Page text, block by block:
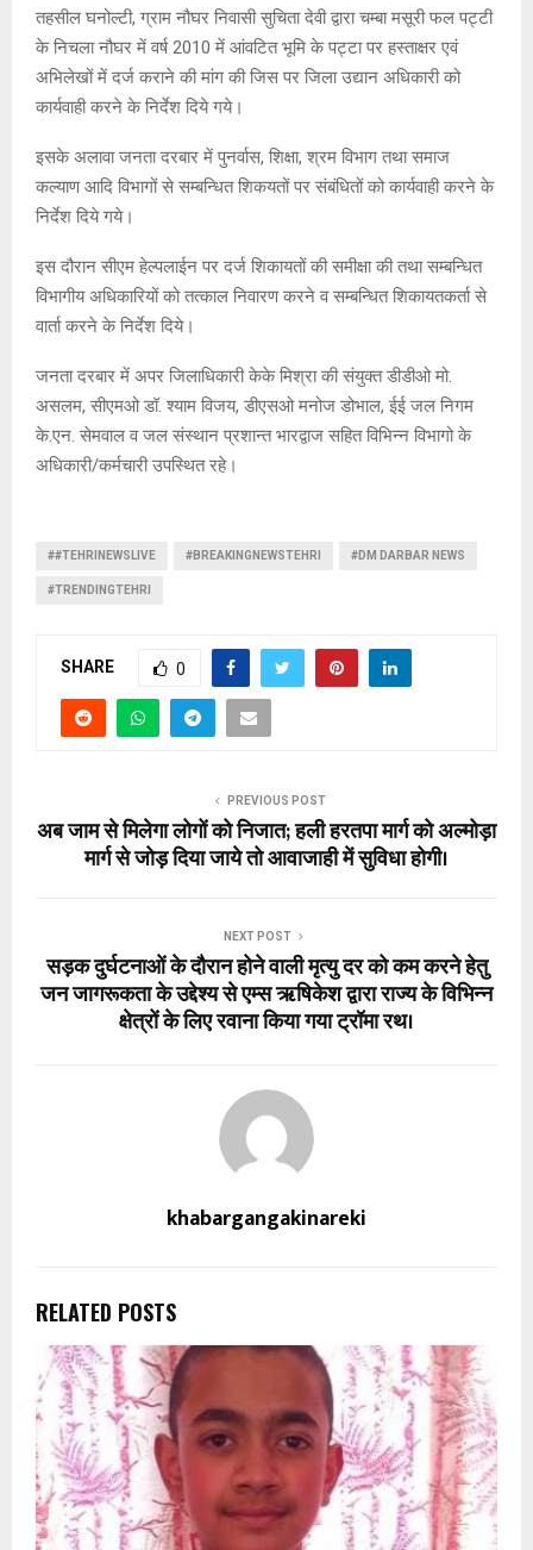
तहसील घनोल्टी, ग्राम नौघर निवासी सुचिता देवी द्वारा चम्बा मसूरी फल पट्टी
के निचला नौघर में वर्ष 2010 में आंवटित भूमि के पट्टा पर हस्ताक्षर एवं
अभिलेखों में दर्ज कराने की मांग की जिस पर जिला उद्यान अधिकारी को
कार्यवाही करने के निर्देश दिये गये।
इसके अलावा जनता दरबार में पुनर्वास, शिक्षा, श्रम विभाग तथा समाज
कल्याण आदि विभागों से सम्बन्धित शिकयतों पर संबंधितों को कार्यवाही करने के
निर्देश दिये गये।
इस दौरान सीएम हेल्पलाईन पर दर्ज शिकायतों की समीक्षा की तथा सम्बन्धित
विभागीय अधिकारियों को तत्काल निवारण करने व सम्बन्धित शिकायतकर्ता से
वार्ता करने के निर्देश दिये।
जनता दरबार में अपर जिलाधिकारी केके मिश्रा की संयुक्त डीडीओ मो.
असलम, सीएमओ डॉ. श्याम विजय, डीएसओ मनोज डोभाल, ईई जल निगम
के.एन. सेमवाल व जल संस्थान प्रशान्त भारद्वाज सहित विभिन्न विभागो के
अधिकारी/कर्मचारी उपस्थित रहे।
##TEHRINEWSLIVE #BREAKINGNEWSTEHRI #DM DARBAR NEWS
#TRENDINGTEHRI
SHARE 0
PREVIOUS POST
अब जाम से मिलेगा लोगों को निजात; हली हरतपा मार्ग को अल्मोड़ा
मार्ग से जोड़ दिया जाये तो आवाजाही में सुविधा होगी।
NEXT POST
सड़क दुर्घटनाओं के दौरान होने वाली मृत्यु दर को कम करने हेतु
जन जागरूकता के उद्देश्य से एम्स ऋषिकेश द्वारा राज्य के विभिन्न
क्षेत्रों के लिए रवाना किया गया ट्रॉमा रथ।
khabargangakinareki
RELATED POSTS